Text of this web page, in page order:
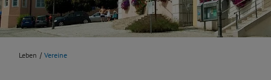
Leben Vereine